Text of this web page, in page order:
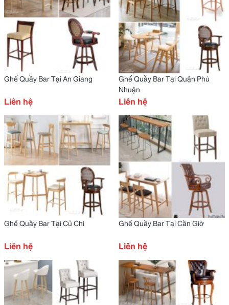
Ghế Quầy Bar Tại An Giang
Liên hệ
Ghế Quầy Bar Tại Quận Phú
Nhuận
Liên hệ
Ghế Quầy Bar Tại Củ Chi
Liên hệ
Ghế Quầy Bar Tại Cần Giờ
Liên hệ